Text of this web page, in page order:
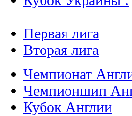
Первая лига
Вторая лига
Чемпионат
Чемпионшип
Кубок Англии